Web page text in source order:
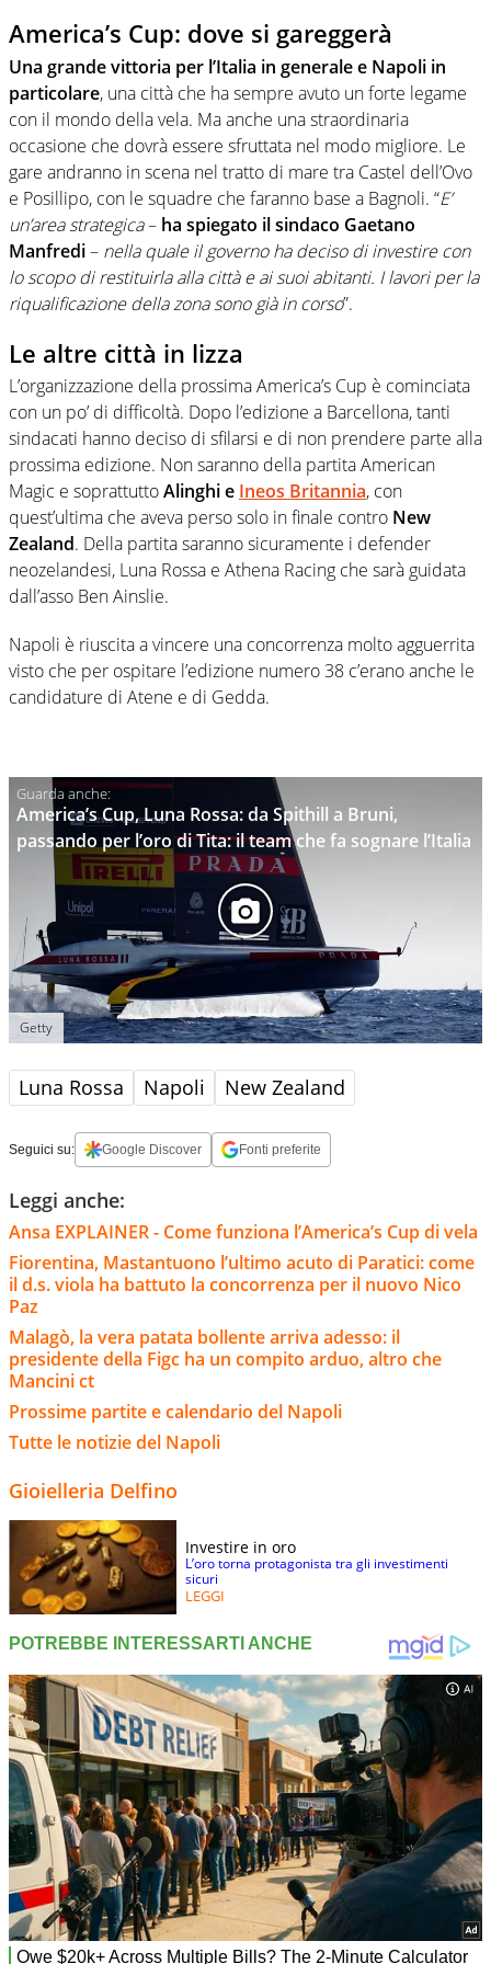
America’s Cup: dove si gareggerà
Una grande vittoria per l’Italia in generale e Napoli in
particolare, una città che ha sempre avuto un forte legame
con il mondo della vela. Ma anche una straordinaria
occasione che dovrà essere sfruttata nel modo migliore. Le
gare andranno in scena nel tratto di mare tra Castel dell’Ovo
e Posillipo, con le squadre che faranno base a Bagnoli. “E’
un’area strategica– ha spiegato il sindaco Gaetano
Manfredi– nella quale il governo ha deciso di investire con
lo scopo di restituirla alla città e ai suoi abitanti. I lavori per la
riqualificazione della zona sono già in corso”.
Le altre città in lizza
L’organizzazione della prossima America’s Cup è cominciata
con un po’ di difficoltà. Dopo l’edizione a Barcellona, tanti
sindacati hanno deciso di sfilarsi e di non prendere parte alla
prossima edizione. Non saranno della partita American
Magic e soprattuttoAlinghi e Ineos Britannia, con
quest’ultima che aveva perso solo in finale contro New
Zealand. Della partita saranno sicuramente i defender
neozelandesi, Luna Rossa e Athena Racing che sarà guidata
dall’asso Ben Ainslie.
Napoli è riuscita a vincere una concorrenza molto agguerrita
visto che per ospitare l’edizione numero 38 c’erano anche le
candidature di Atene e di Gedda.
America’s Cup, Luna Rossa: da Spithill a Bruni,
passando per l’oro di Tita: il team che fa sognare l’Italia
Getty
Luna Rossa Napoli New Zealand
Seguici su: Google Discover Fonti preferite
Leggi anche:
Ansa EXPLAINER - Come funziona l’America’s Cup di vela
Fiorentina, Mastantuono l’ultimo acuto di Paratici: come
il d.s. viola ha battuto la concorrenza per il nuovo Nico
Paz
Malagò, la vera patata bollente arriva adesso: il
presidente della Figc ha un compito arduo, altro che
Mancini ct
Prossime partite e calendario del Napoli
Tutte le notizie del Napoli
Gioielleria Delfino
Investire in oro
L’oro torna protagonista tra gli investimenti
sicuri
LEGGI